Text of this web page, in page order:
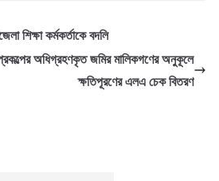
শিক্ষা কর্মকর্তাকে বদলি
অধিগ্রহণকৃত জমির মালিকগণের অনুকূলে
ক্ষতিপূরণের এলএ চেক বিতরণ